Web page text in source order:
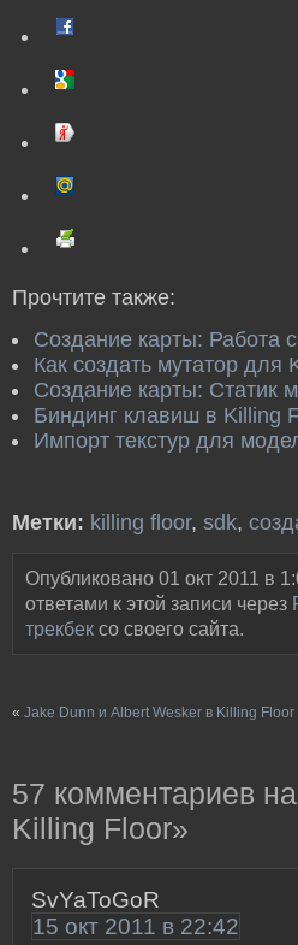
Прочтите также:
Создание карты: Работа
Как создать мутатор для
Создание карты: Статик
Биндинг клавиш в Killing
Импорт текстур для
Метки: killing floor, sdk,
Опубликовано 01 окт 2011 в
ответами к этой записи через
трекбек со своего сайта.
« Jake Dunn и Albert Wesker в Killing Floor
57 комментариев
Killing Floor»
SvYaToGoR
15 окт 2011 в 22:42